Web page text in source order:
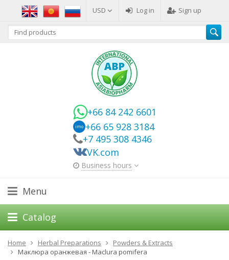
USD Log in Sign up
+66 84 242 6601
imo +66 65 928 3184
+7 495 308 4346
VK.com
Business hours
Menu
Catalog
Home Herbal Preparations
Powders & Extracts
Маклюра оранжевая - Maclura pomifera